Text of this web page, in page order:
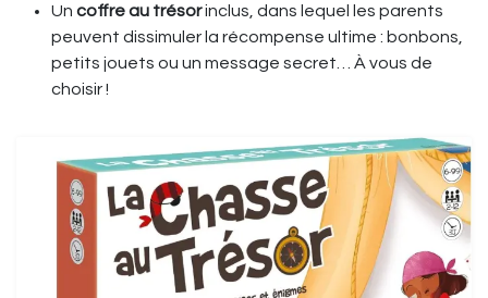
Un coffre au trésorinclus, dans lequel les parents
peuvent dissimuler la récompense ultime : bonbons,
petits jouets ou un message secret… À vous de
choisir !